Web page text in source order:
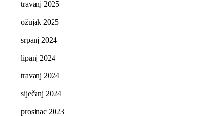
travanj 2025
ožujak 2025
srpanj 2024
lipanj 2024
travanj 2024
siječanj 2024
prosinac 2023